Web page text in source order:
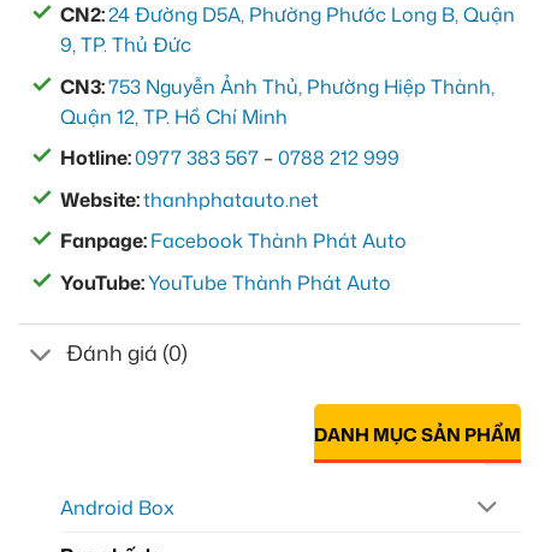
CN2:24 Đường D5A, Phường Phước Long B, Quận
9, TP. Thủ Đức
CN3:753 Nguyễn Ảnh Thủ, Phường Hiệp Thành,
Quận 12, TP. Hồ Chí Minh
Hotline:0977 383 567 –0788 212 999
Website:thanhphatauto.net
Fanpage:Facebook Thành Phát Auto
YouTube:YouTube Thành Phát Auto
Đánh giá (0)
DANH MỤC SẢN PHẨM
Android Box